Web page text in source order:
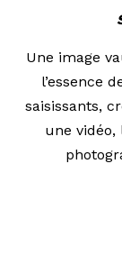
Une image
l’essence
saisissants,
une